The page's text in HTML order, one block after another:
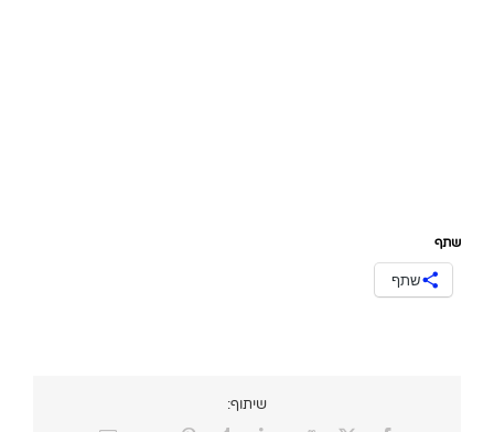
שתף
שתף
שיתוף: